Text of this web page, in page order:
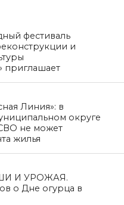
фестиваль
и
приглашает
Линия»: в
округе
СВО не может
жилья
И УРОЖАЯ.
о Дне огурца в